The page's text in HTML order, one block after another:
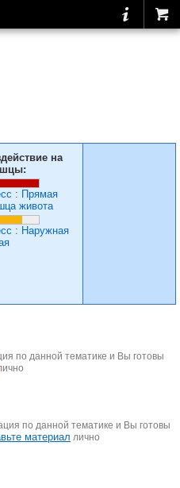
на
: Прямая
живота
: Наружная
по данной тематике и Вы готовы
по данной тематике и Вы готовы
материал лично